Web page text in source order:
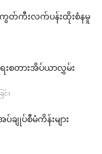
ကကွတ်ကီးလက်ပန်းထိုးစံနမူ
စတားအိပ်ယာလွှမ်း
င်း
ျုပ်စီမံကိန်းများ